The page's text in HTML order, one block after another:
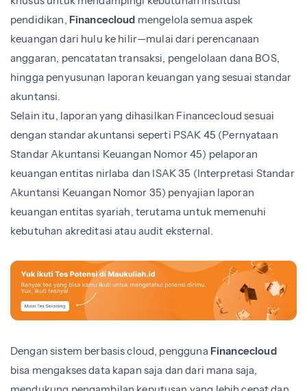
pendidikan, Financecloud mengelola semua aspek
keuangan dari hulu ke hilir—mulai dari perencanaan
anggaran, pencatatan transaksi, pengelolaan dana BOS,
hingga penyusunan laporan keuangan yang sesuai standar
akuntansi.
Selain itu, laporan yang dihasilkan Financecloud sesuai
dengan standar akuntansi seperti PSAK 45 (Pernyataan
Standar Akuntansi Keuangan Nomor 45) pelaporan
keuangan entitas nirlaba dan ISAK 35 (Interpretasi Standar
Akuntansi Keuangan Nomor 35) penyajian laporan
keuangan entitas syariah, terutama untuk memenuhi
kebutuhan akreditasi atau audit eksternal.
Dengan sistem berbasis cloud, pengguna Financecloud
bisa mengakses data kapan saja dan dari mana saja,